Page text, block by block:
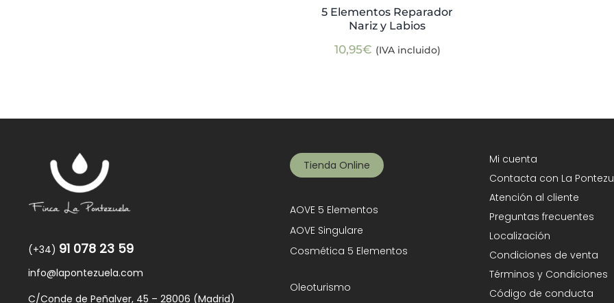
5 Elementos Reparador
Nariz y Labios
10,95€ (IVA incluido)
(+34) 91 078 23 59
info@lapontezuela.com
C/Conde de Peñalver, 45 – 28006 (Madrid)
Tienda Online
AOVE 5 Elementos
AOVE Singulare
Cosmética 5 Elementos
Oleoturismo
Mi cuenta
Contacta con La
Atención al cliente
Preguntas frecuentes
Localización
Condiciones de venta
Términos y Condiciones
Código de conducta